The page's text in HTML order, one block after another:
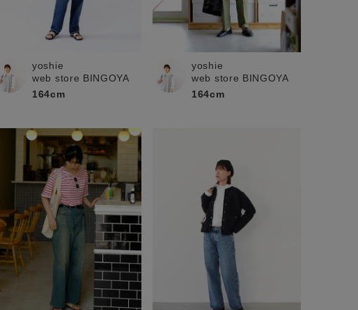
無料公式アプリダウンロード
yoshie
web store BINGOYA
164cm
yoshie
web store BINGOYA
164cm